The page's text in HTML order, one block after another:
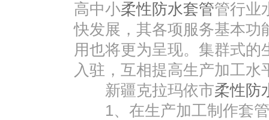
高中小柔性防水套管管行业
快发展，其各项服务基本功
用也将更为呈现。集群式
入驻，互相提高生产加工水
新疆克拉玛依市柔性防
1、在生产加工制作套管